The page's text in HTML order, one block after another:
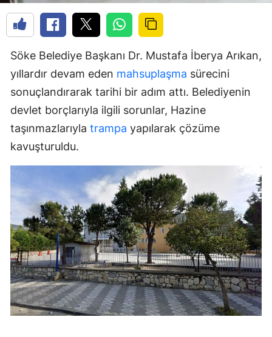
Söke Belediye Başkanı Dr. Mustafa İberya Arıkan,
yıllardır devam eden mahsuplaşma sürecini
sonuçlandırarak tarihi bir adım attı. Belediyenin
devlet borçlarıyla ilgili sorunlar, Hazine
taşınmazlarıyla trampa yapılarak çözüme
kavuşturuldu.